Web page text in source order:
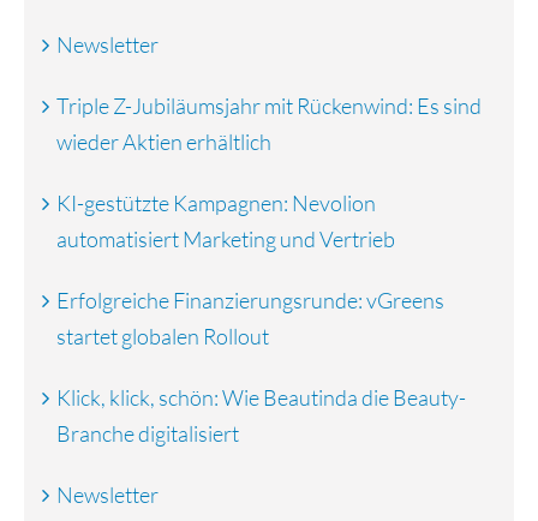
Newsletter
Triple Z-Jubiläumsjahr mit Rückenwind: Es sind
wieder Aktien erhältlich
KI-gestützte Kampagnen: Nevolion
automatisiert Marketing und Vertrieb
Erfolgreiche Finanzierungsrunde: vGreens
startet globalen Rollout
Klick, klick, schön: Wie Beautinda die Beauty-
Branche digitalisiert
Newsletter